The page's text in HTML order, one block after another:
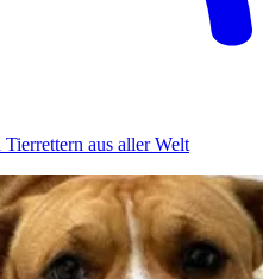
aus aller Welt